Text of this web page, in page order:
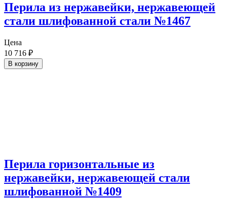
Перила из нержавейки, нержавеющей
стали шлифованной стали №1467
Цена
10 716 ₽
В корзину
Перила горизонтальные из
нержавейки, нержавеющей стали
шлифованной №1409